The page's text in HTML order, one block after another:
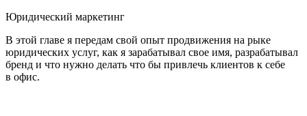
Юридический маркетинг
В этой главе я передам свой опыт продвижения на рыке
юридических услуг, как я зарабатывал свое имя, разрабатывал
бренд и что нужно делать что бы привлечь клиентов к себе
в офис.